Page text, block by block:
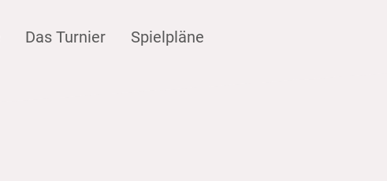
Das Turnier Spielpläne